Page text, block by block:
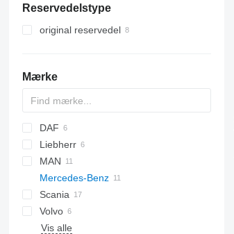
Reservedelstype
original reservedel
Mærke
1304
1504
1604
1704
1804
DAF
CF
XD
XG
GMK
Liebherr
LTM
R-series
MAN
F90
TGA
TGL
TGM
MRT
Mercedes-Benz
Actros
Antos
Arocs
MT
Kerax
Premium
Scania
TB
Volvo
FL
Vis alle